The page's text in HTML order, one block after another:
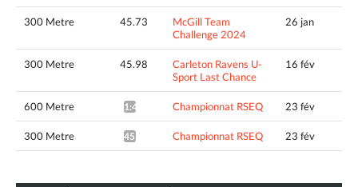
300 Metre 45.73
McGill Team
Challenge 2024
26 jan
300 Metre 45.98
Carleton Ravens U-
Sport Last Chance
16 fév
600 Metre 1:46.62* Championnat RSEQ 23 fév
300 Metre 45.36* Championnat RSEQ 23 fév